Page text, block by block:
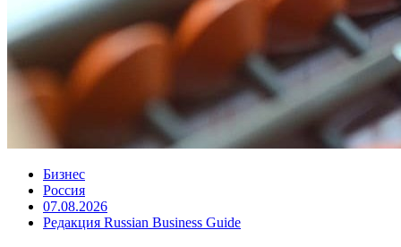
Бизнес
Россия
07.08.2026
Редакция Russian Business Guide